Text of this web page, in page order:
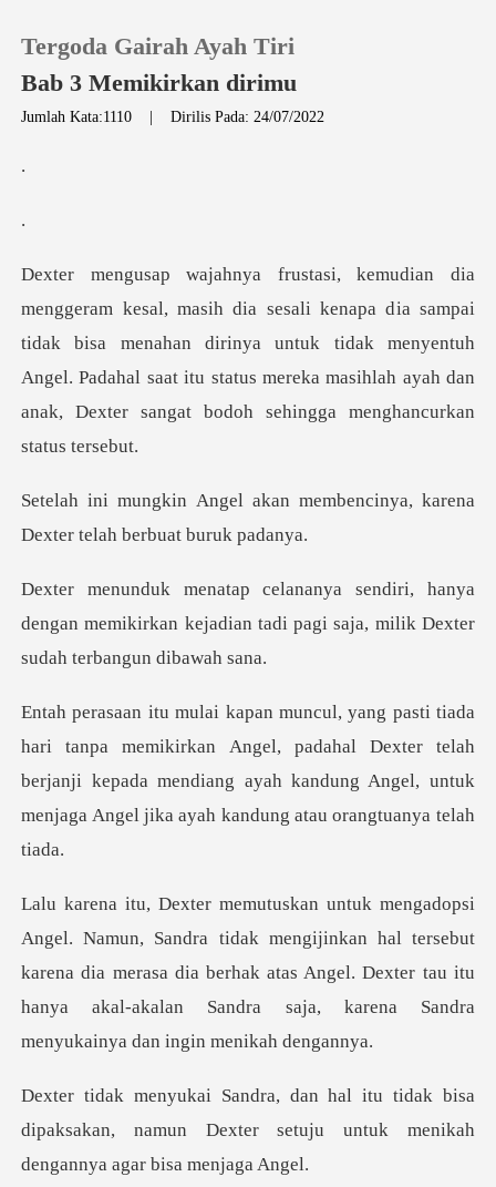
Riwayat Membaca
Unduh Aplikasi
Tergoda Gairah Ayah Tiri
Bab 3 Memikirkan dirimu
Jumlah Kata:1110 |Dirilis Pada: 24/07/2022
ia sampai
tidak bisa menahan dirinya untuk tidak menyentuh
Angel. Padahal saat itu status
an membencinya, karena
Dexte
anya
dengan memikirkan kejadian tadi pagi sa
irkan Angel, padahal Dexter telah
berjanji kepada mendiang ayah kandung
ngijinkan hal tersebut
karena dia merasa dia berhak atas Angel. Dexter tau itu
ha
dak bisa
dipaksakan, namun Dexter setuju unt